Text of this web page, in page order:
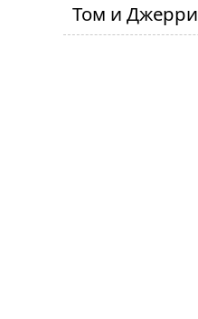
Том и Джерри